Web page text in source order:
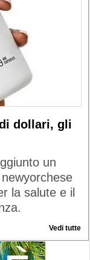
dollari, gli
un
la salute e il
Vedi tutte